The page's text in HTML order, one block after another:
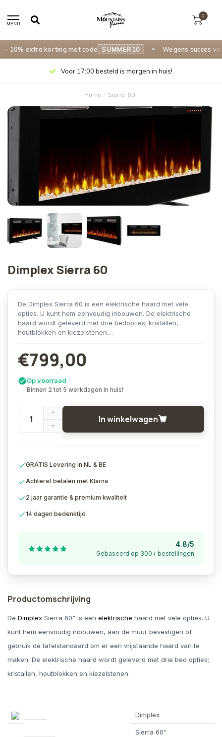
extra korting met code SUMMER10 Wegens succes
MENU
0
Voor 17:00 besteld is morgen in huis!
Home / Sierra 60
Dimplex Sierra 60
De Dimplex Sierra 60 is een elektrische haard met vele
opties. U kunt hem eenvoudig inbouwen. De elektrische
haard wordt geleverd met drie bedopties; kristallen,
houtblokken en kiezelstenen....
€799,00
Op voorraad
Binnen 2 tot 5 werkdagen in huis!
In winkelwagen
GRATIS Levering in NL & BE
Achteraf betalen met Klarna
2 jaar garantie & premium kwaliteit
14 dagen bedenktijd
4.8/5
Gebaseerd op 300+ bestellingen
Productomschrijving
De Dimplex Sierra 60" is een elektrische haard met vele opties. U
kunt hem eenvoudig inbouwen, aan de muur bevestigen of
gebruik de tafelstandaard om er een vrijstaande haard van te
maken. De elektrische haard wordt geleverd met drie bed opties;
kristallen, houtblokken en kiezelstenen.
Dimplex
Sierra 60"